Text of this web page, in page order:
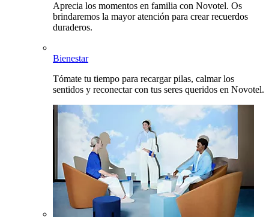
Aprecia los momentos en familia con Novotel. Os
brindaremos la mayor atención para crear recuerdos
duraderos.
Bienestar
Tómate tu tiempo para recargar pilas, calmar los
sentidos y reconectar con tus seres queridos en Novotel.